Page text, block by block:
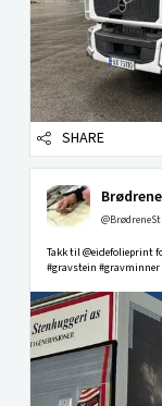
SHARE
Takk til @eidefolieprint
#gravstein